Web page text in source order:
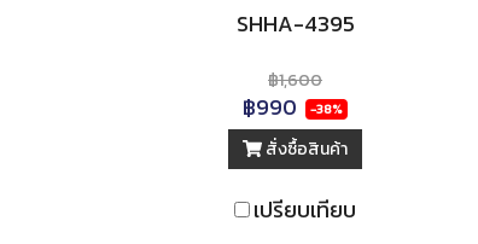
SHHA-4395
฿1,600
฿990 -38%
สั่งซื้อสินค้า
เปรียบเทียบ